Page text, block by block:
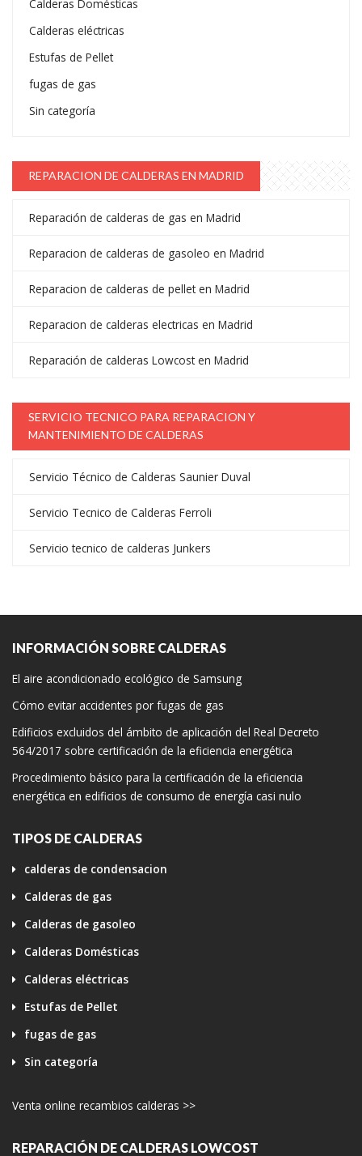
Calderas Domésticas
Calderas eléctricas
Estufas de Pellet
fugas de gas
Sin categoría
REPARACION DE CALDERAS EN MADRID
Reparación de calderas de gas en Madrid
Reparacion de calderas de gasoleo en Madrid
Reparacion de calderas de pellet en Madrid
Reparacion de calderas electricas en Madrid
Reparación de calderas Lowcost en Madrid
SERVICIO TECNICO PARA REPARACION Y
MANTENIMIENTO DE CALDERAS
Servicio Técnico de Calderas Saunier Duval
Servicio Tecnico de Calderas Ferroli
Servicio tecnico de calderas Junkers
INFORMACIÓN SOBRE CALDERAS
El aire acondicionado ecológico de Samsung
Cómo evitar accidentes por fugas de gas
Edificios excluidos del ámbito de aplicación del Real Decreto
564/2017 sobre certificación de la eficiencia energética
Procedimiento básico para la certificación de la eficiencia
energética en edificios de consumo de energía casi nulo
TIPOS DE CALDERAS
calderas de condensacion
Calderas de gas
Calderas de gasoleo
Calderas Domésticas
Calderas eléctricas
Estufas de Pellet
fugas de gas
Sin categoría
Venta online recambios calderas >>
REPARACIÓN DE CALDERAS LOWCOST